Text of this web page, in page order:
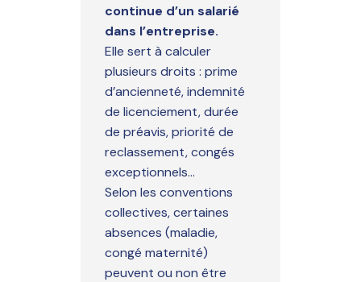
continue d’un salarié
dans l’entreprise.
Elle sert à calculer
plusieurs droits : prime
d’ancienneté, indemnité
de licenciement, durée
de préavis, priorité de
reclassement, congés
exceptionnels…
Selon les conventions
collectives, certaines
absences (maladie,
congé maternité)
peuvent ou non être